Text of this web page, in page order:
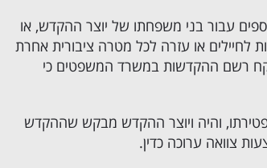
עבור בני משפחתו של יוצר ההקדש, או
לחיילים או עזרה לכל מטרה ציבורית אחרת
רשם ההקדשות במשרד המשפטים כי
פטירתו, והיה ויוצר ההקדש מבקש שההקדש
צוואה ערוכה כדין.